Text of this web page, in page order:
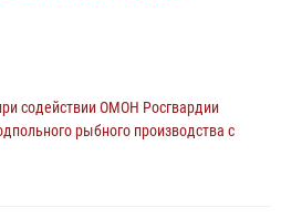
оперативно задержали
устройства рядом с жилыми
содействии ОМОН Росгвардии
рыбного производства с